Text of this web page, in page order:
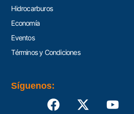
Hidrocarburos
Economía
Eventos
Términos y Condiciones
Síguenos: